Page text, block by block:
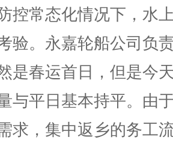
常态化情况下，水
验。永嘉轮船公司负
是春运首日，但是今
与平日基本持平。由
求，集中返乡的务工